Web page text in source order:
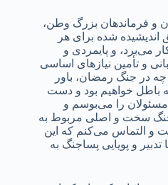
و فرماندهان بزرگ وطن،
اندیشیده شده برای هر
می‌برد، و پایمردی و
و تأمین نیازهای اساسی
در جنگ ۱۲ روزه و چه در جنگ رمضان، باور
باطل خواهیم بود و دست
مسئولان را می‌بوسم و
جنگ سخت و اصلی مربوط به
و التماس می‌کنم که این
و پویایی پساجنگ به